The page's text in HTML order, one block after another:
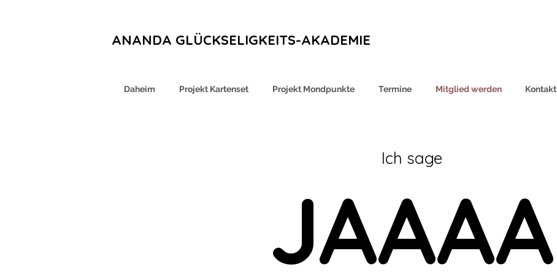
ANANDA GLÜCKSELIGKEITS-AKADEMIE
Daheim Projekt Kartenset Projekt Mondpunkte Termine Mitglied werden Kontakt
Ich sage
JAAAA